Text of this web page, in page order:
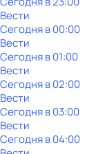
Вести
Сегодня в 00:00
Вести
Сегодня в 01:00
Вести
Сегодня в 02:00
Вести
Сегодня в 03:00
Вести
Сегодня в 04:00